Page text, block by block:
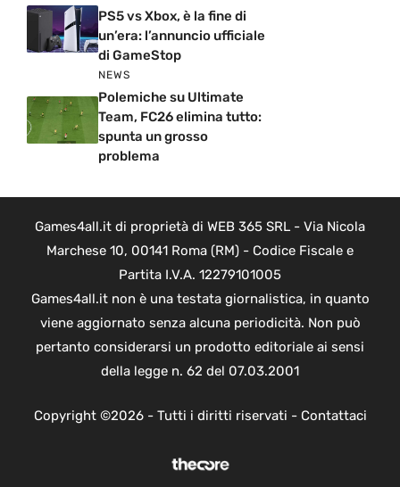
PS5 vs Xbox, è la fine di
un’era: l’annuncio ufficiale
di GameStop
NEWS
Polemiche su Ultimate
Team, FC26 elimina tutto:
spunta un grosso
problema
Games4all.it di proprietà di WEB 365 SRL - Via Nicola
Marchese 10, 00141 Roma (RM) - Codice Fiscale e
Partita I.V.A. 12279101005
Games4all.it non è una testata giornalistica, in quanto
viene aggiornato senza alcuna periodicità. Non può
pertanto considerarsi un prodotto editoriale ai sensi
della legge n. 62 del 07.03.2001
Copyright ©2026 - Tutti i diritti riservati - Contattaci